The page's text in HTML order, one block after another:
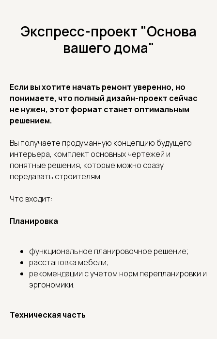
Экспресс-проект "Основа
вашего дома"
Если вы хотите начать ремонт уверенно, но
понимаете, что полный дизайн-проект сейчас
не нужен, этот формат станет оптимальным
решением.
Вы получаете продуманную концепцию будущего
интерьера, комплект основных чертежей и
понятные решения, которые можно сразу
передавать строителям.
Что входит:
Планировка
функциональное планировочное решение;
расстановка мебели;
рекомендации с учетом норм перепланировки и
эргономики.
Техническая часть